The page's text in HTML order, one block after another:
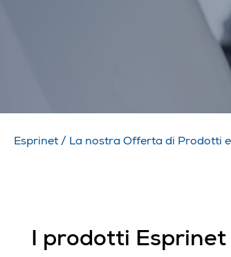
Esprinet / La nostra Offerta di Prodotti
I prodotti